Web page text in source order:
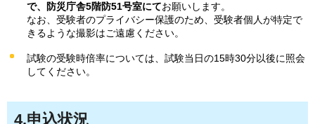
で、防災庁舎5階防51号室にてお願いします。
なお、受験者のプライバシー保護のため、受験者個人が特定で
きるような撮影はご遠慮ください。
試験の受験時倍率については、試験当日の15時30分以後に照会
してください。
4.申込状況